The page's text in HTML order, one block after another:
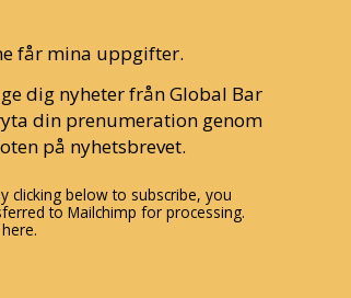
får mina uppgifter.
dig nyheter från Global Bar
din prenumeration genom
på nyhetsbrevet.
clicking below to subscribe, you
to Mailchimp for processing.